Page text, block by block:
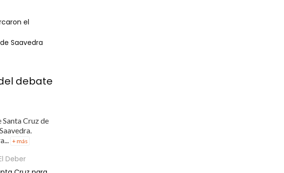
el
Saavedra
debate
Cruz de
+ más
Deber